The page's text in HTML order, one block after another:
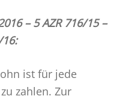
– 5 AZR 716/15 –
ist für jede
zahlen. Zur